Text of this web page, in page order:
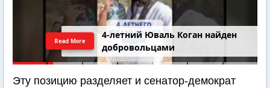
4-летний Юваль Коган найден
добровольцами
Read More
Эту позицию разделяет и сенатор-демократ